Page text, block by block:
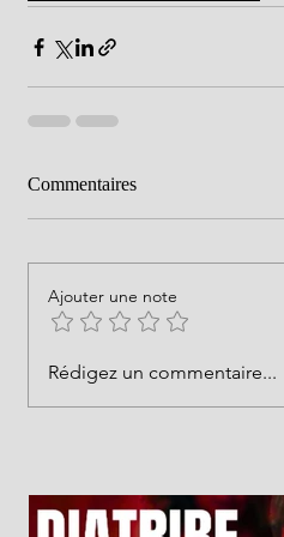
Commentaires
Ajouter une note
Rédigez un commentaire...